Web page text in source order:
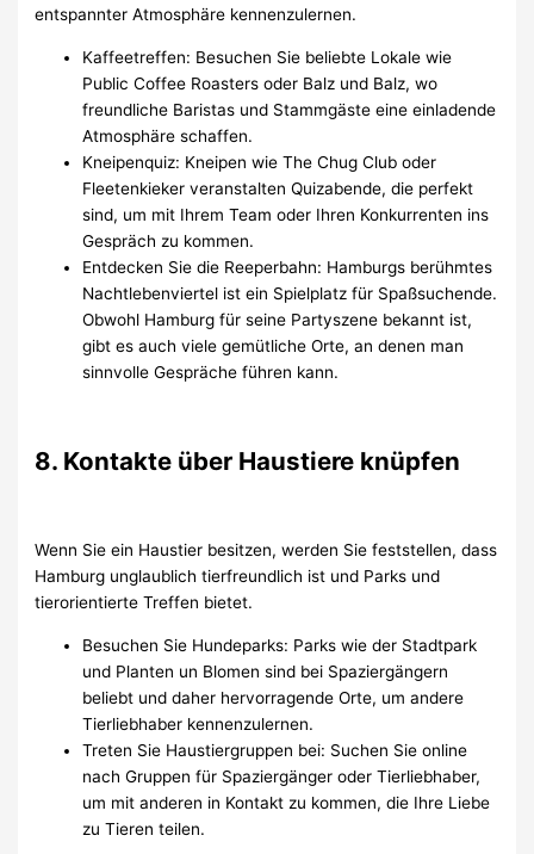
entspannter Atmosphäre kennenzulernen.
Kaffeetreffen: Besuchen Sie beliebte Lokale wie
Public Coffee Roasters oder Balz und Balz, wo
freundliche Baristas und Stammgäste eine einladende
Atmosphäre schaffen.
Kneipenquiz: Kneipen wie The Chug Club oder
Fleetenkieker veranstalten Quizabende, die perfekt
sind, um mit Ihrem Team oder Ihren Konkurrenten ins
Gespräch zu kommen.
Entdecken Sie die Reeperbahn: Hamburgs berühmtes
Nachtlebenviertel ist ein Spielplatz für Spaßsuchende.
Obwohl Hamburg für seine Partyszene bekannt ist,
gibt es auch viele gemütliche Orte, an denen man
sinnvolle Gespräche führen kann.
8. Kontakte über Haustiere knüpfen
Wenn Sie ein Haustier besitzen, werden Sie feststellen, dass
Hamburg unglaublich tierfreundlich ist und Parks und
tierorientierte Treffen bietet.
Besuchen Sie Hundeparks: Parks wie der Stadtpark
und Planten un Blomen sind bei Spaziergängern
beliebt und daher hervorragende Orte, um andere
Tierliebhaber kennenzulernen.
Treten Sie Haustiergruppen bei: Suchen Sie online
nach Gruppen für Spaziergänger oder Tierliebhaber,
um mit anderen in Kontakt zu kommen, die Ihre Liebe
zu Tieren teilen.